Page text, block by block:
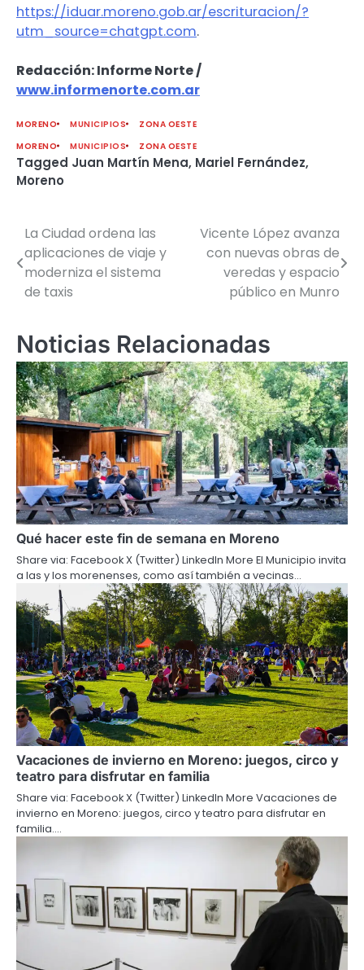
https://iduar.moreno.gob.ar/escrituracion/?
utm_source=chatgpt.com.
Redacción: Informe Norte /
www.informenorte.com.ar
MORENO MUNICIPIOS
ZONA OESTE
MORENO
MUNICIPIOS ZONA OESTE
Tagged Juan Martín Mena, Mariel Fernández,
Moreno
Navegación
de
entradas
La Ciudad ordena las
aplicaciones de viaje y
moderniza el sistema
de taxis
Vicente López avanza
con nuevas obras de
veredas y espacio
público en Munro
Noticias Relacionadas
Qué hacer este fin de semana en Moreno
Share via: Facebook X (Twitter) LinkedIn More El Municipio invita
a las y los morenenses, como así también a vecinas…
Vacaciones de invierno en Moreno: juegos, circo y
teatro para disfrutar en familia
Share via: Facebook X (Twitter) LinkedIn More Vacaciones de
invierno en Moreno: juegos, circo y teatro para disfrutar en
familia.…